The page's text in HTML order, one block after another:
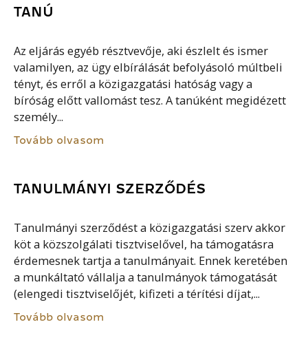
TANÚ
Az eljárás egyéb résztvevője, aki észlelt és ismer
valamilyen, az ügy elbírálását befolyásoló múltbeli
tényt, és erről a közigazgatási hatóság vagy a
bíróság előtt vallomást tesz. A tanúként megidézett
személy...
Tovább olvasom
TANULMÁNYI SZERZŐDÉS
Tanulmányi szerződést a közigazgatási szerv akkor
köt a közszolgálati tisztviselővel, ha támogatásra
érdemesnek tartja a tanulmányait. Ennek keretében
a munkáltató vállalja a tanulmányok támogatását
(elengedi tisztviselőjét, kifizeti a térítési díjat,...
Tovább olvasom